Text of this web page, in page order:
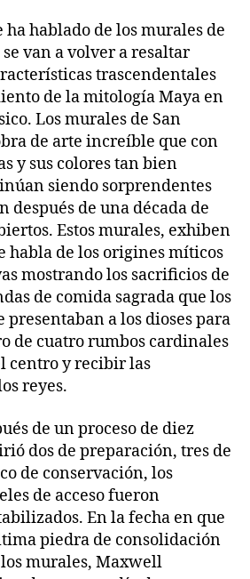
hablado de los murales de
van a volver a resaltar
trascendentales
de la mitología Maya en
Los murales de San
de arte increíble que con
y sus colores tan bien
siendo sorprendentes
después de una década de
Estos murales, exhiben
habla de los origines míticos
mostrando los sacrificios de
de comida sagrada que los
presentaban a los dioses para
de cuatro rumbos cardinales
centro y recibir las
reyes.
de un proceso de diez
dos de preparación, tres de
de conservación, los
de acceso fueron
En la fecha en que
piedra de consolidación
murales, Maxwell